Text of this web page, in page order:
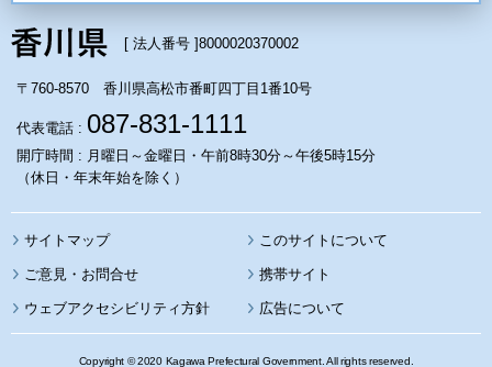
[ 法人番号 ]8000020370002
〒760-8570 香川県高松市番町四丁目1番10号
代表電話 : 087-831-1111
開庁時間 : 月曜日～金曜日・午前8時30分～午後5時15分
（休日・年末年始を除く）
サイトマップ このサイトについて
携帯サイト
ウェブアクセシビリティ方針 広告について
Copyright © 2020 Kagawa Prefectural Government. All rights reserved.